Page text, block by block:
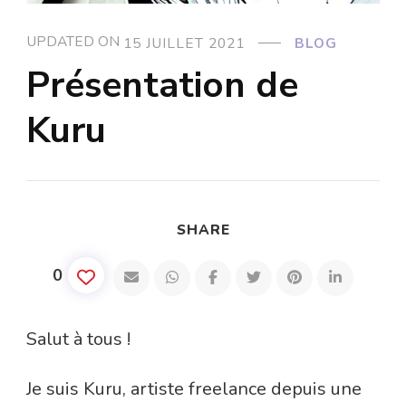
UPDATED ON 15 JUILLET 2021 BLOG
Présentation de
Kuru
SHARE
0
Salut à tous !
Je suis Kuru, artiste freelance depuis une